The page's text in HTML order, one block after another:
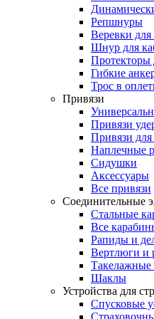
Репшнуры
Веревки для
Шнур для
Протекторы
Гибкие
Трос в
Привязи
Привязи
Привязи
Наплечные
Сидушки
Аксессуары
Все привязи
Соединительные
Стальные
Все
Рапиды и
Вертлюги и
Такелажные
Шаклы
Устройства для
Спусковые